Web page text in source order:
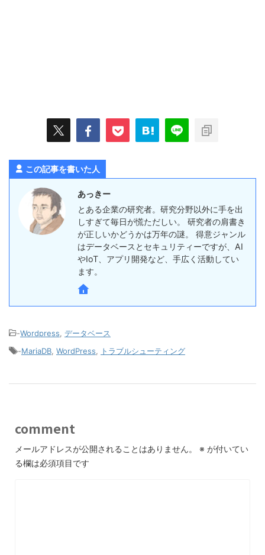
この記事を書いた人
あっきー
とある企業の研究者。研究分野以外に手を出
しすぎて毎日が慌ただしい。 研究者の肩書き
が正しいかどうかは万年の謎。 得意ジャンル
はデータベースとセキュリティーですが、AI
やIoT、アプリ開発など、手広く活動してい
ます。
-Wordpress データベース
-MariaDB WordPress トラブルシューティング
comment
メールアドレスが公開されることはありません。 ※ が付いてい
る欄は必須項目です